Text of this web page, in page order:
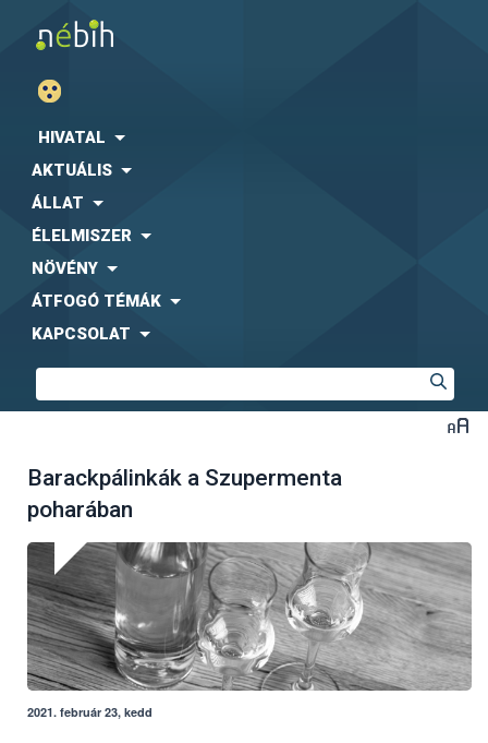
HIVATAL
AKTUÁLIS
ÁLLAT
ÉLELMISZER
NÖVÉNY
ÁTFOGÓ TÉMÁK
KAPCSOLAT
Barackpálinkák a Szupermenta
poharában
2021. február 23, kedd